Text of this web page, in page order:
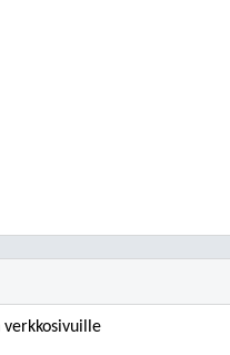
verkkosivuille